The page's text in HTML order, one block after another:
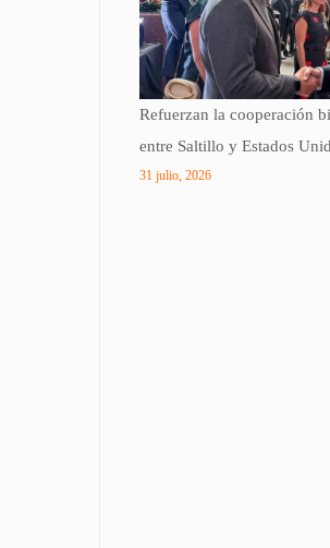
Refuerzan la cooperación
entre Saltillo y Estados
31 julio, 2026